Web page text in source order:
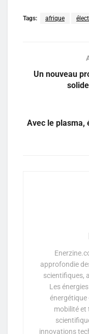
Tags: afrique
Un nouveau
Avec le plasma,
approfondie
scientifiques,
Les
énergétique
mobilité et
innovations